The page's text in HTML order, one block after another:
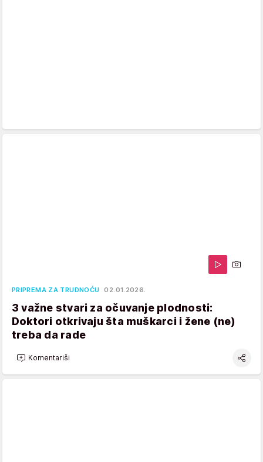
PRIPREMA ZA TRUDNOĆU 02.01.2026.
3 važne stvari za očuvanje plodnosti:
Doktori otkrivaju šta muškarci i žene (ne)
treba da rade
Komentariši